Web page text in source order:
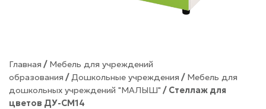
Главная / Мебель для учреждений
образования /Дошкольные учреждения / Мебель для
дошкольных учреждений "МАЛЫШ" / Стеллаж для
цветов ДУ-СМ14